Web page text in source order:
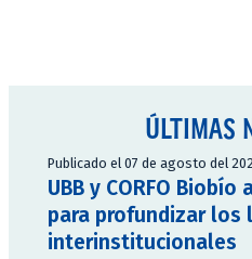
ÚLTIMAS
Publicado el 07 de agosto del
UBB y CORFO
para profundizar los
interinstitucionales